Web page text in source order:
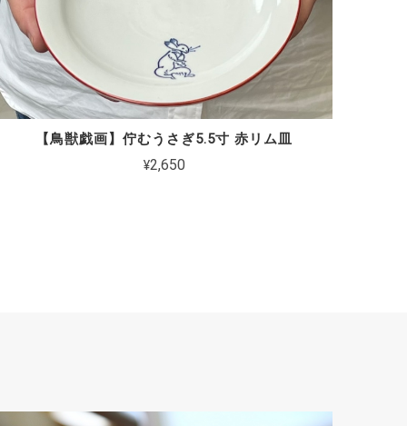
【鳥獣戯画】佇むうさぎ5.5寸 赤リム皿
¥2,650